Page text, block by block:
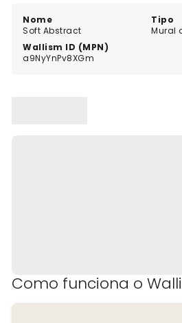
Nome
Soft Abstract
Tipo
Mural
Wallism ID (MPN)
a9NyYnPv8XGm
Como funciona o